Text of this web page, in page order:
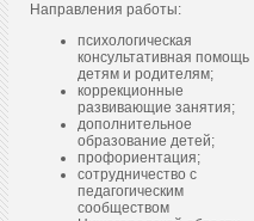
Направления работы:
психологическая
консультативная помощь
детям и родителям;
коррекционные
развивающие занятия;
дополнительное
образование детей;
профориентация;
сотрудничество с
педагогическим
сообществом